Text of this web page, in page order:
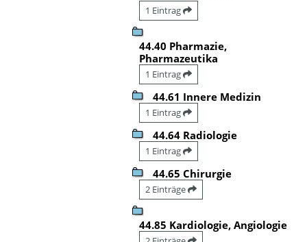
1 Eintrag
44.40 Pharmazie,
Pharmazeutika
1 Eintrag
44.61 Innere Medizin
1 Eintrag
44.64 Radiologie
1 Eintrag
44.65 Chirurgie
2 Einträge
44.85 Kardiologie, Angiologie